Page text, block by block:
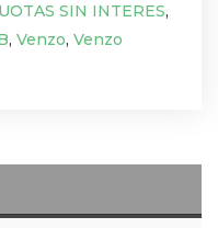
SIN INTERES,
, Venzo, Venzo